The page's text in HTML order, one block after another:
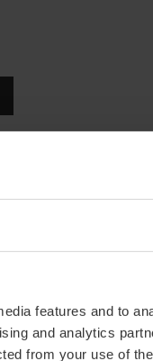
features and to
and analytics
from your use of